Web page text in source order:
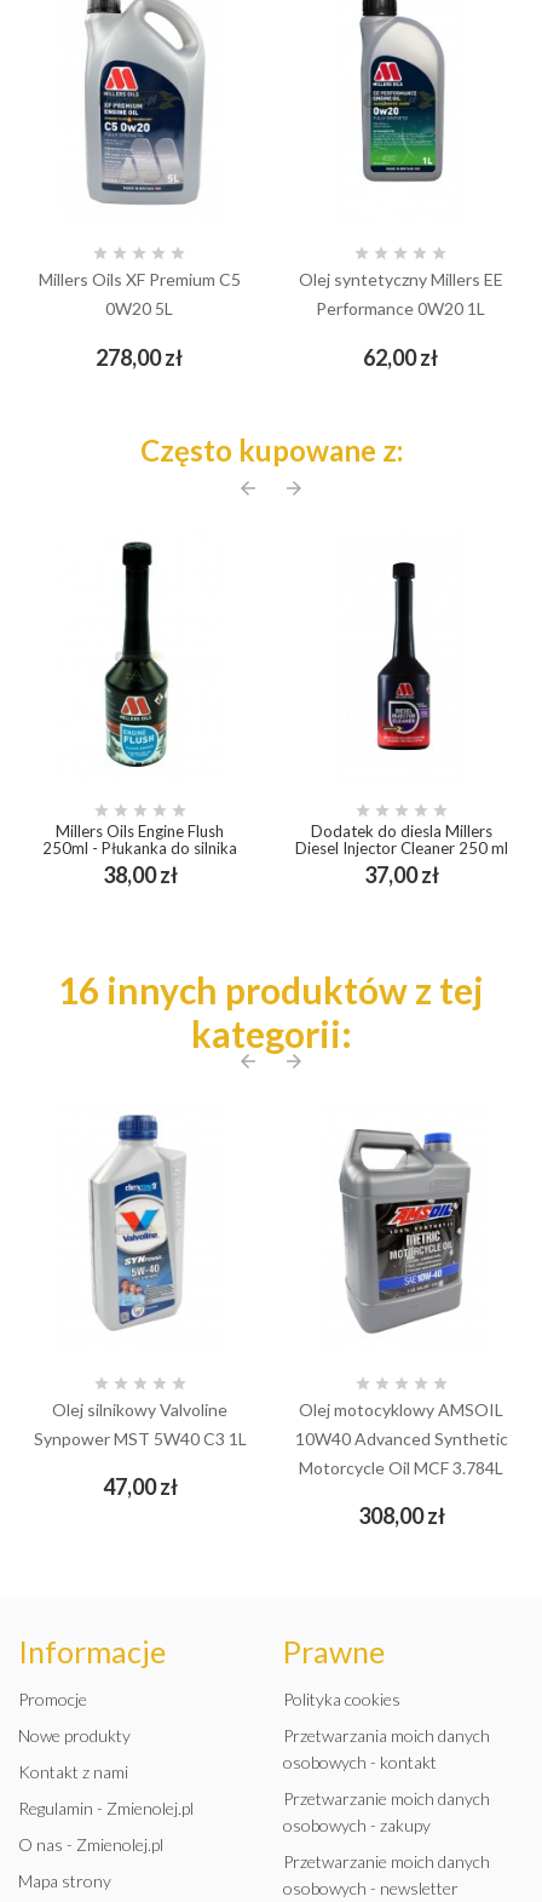
    
Millers Oils XF Premium C5
0W20 5L
278,00 złCena
    
Olej syntetyczny Millers EE
Performance 0W20 1L
62,00 złCena
Często kupowane z:
arrow_back arrow_forward
    
Millers Oils Engine Flush
250ml - Płukanka do silnika
38,00 złCena
    
Dodatek do diesla Millers
Diesel Injector Cleaner 250 ml
37,00 złCena
16 innych produktów z tej
kategorii:
arrow_back arrow_forward
    
Olej silnikowy Valvoline
Synpower MST 5W40 C3 1L
47,00 złCena
    
Olej motocyklowy AMSOIL
10W40 Advanced Synthetic
Motorcycle Oil MCF 3.784L
308,00 złCena
Informacje
Promocje
Nowe produkty
Kontakt z nami
Regulamin - Zmienolej.pl
O nas - Zmienolej.pl
Mapa strony
Prawne
Polityka cookies
Przetwarzania moich danych
osobowych - kontakt
Przetwarzanie moich danych
osobowych - zakupy
Przetwarzanie moich danych
osobowych - newsletter